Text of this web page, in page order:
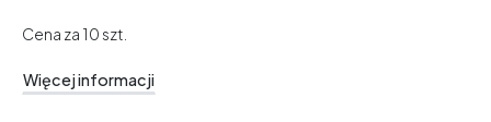
Cena za 10 szt.
Więcej informacji